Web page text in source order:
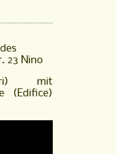
23 Nino
mit
(Edifice)